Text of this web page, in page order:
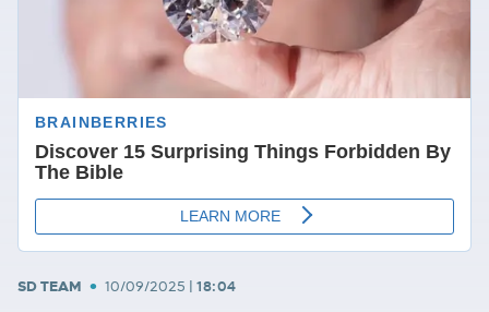
SD TEAM • 10/09/2025 | 18:04